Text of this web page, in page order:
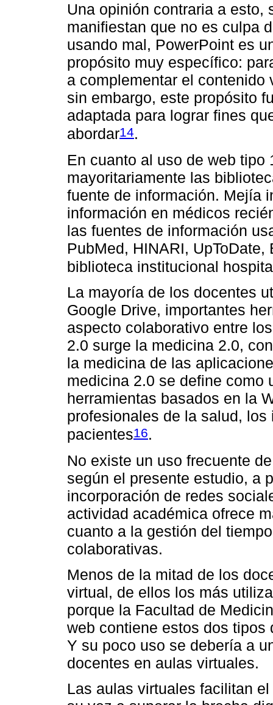
Una opinión contraria a esto,
manifiestan que no es culpa
usando mal, PowerPoint es
propósito muy específico:
a complementar el contenido
sin embargo, este propósito
adaptada para lograr fines
abordar14.
En cuanto al uso de web
mayoritariamente las
fuente de información. Mejía
información en médicos
las fuentes de información
PubMed, HINARI,
biblioteca institucional
La mayoría de los docentes
Google Drive, importantes
aspecto colaborativo entre
2.0 surge la medicina 2.0,
la medicina de las
medicina 2.0 se define como
herramientas basados en la
profesionales de la salud,
pacientes16.
No existe un uso frecuente
según el presente estudio, a
incorporación de redes
actividad académica ofrece
cuanto a la gestión del
colaborativas.
Menos de la mitad de los
virtual, de ellos los más
porque la Facultad de
web contiene estos dos
Y su poco uso se debería a
docentes en aulas virtuales.
Las aulas virtuales facilitan